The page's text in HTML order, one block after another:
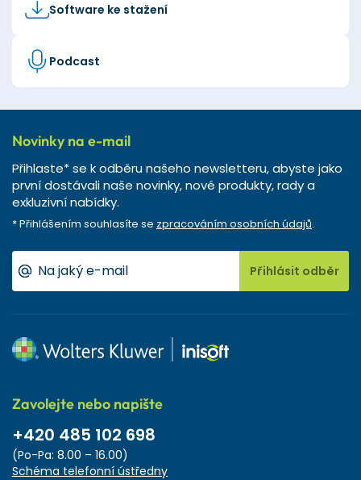
Software ke stažení
Podcast
Novinky na e-mail
Přihlaste* se k odběru našeho newsletteru, abyste jako
první dostávali naše novinky, nové produkty, rady a
exkluzivní nabídky.
* Přihlášením souhlasíte se zpracováním osobních údajů.
Přihlásit odběr
Zavolejte nebo napište
+420 485 102 698
(Po-Pa: 8.00 – 16.00)
Schéma telefonní ústředny